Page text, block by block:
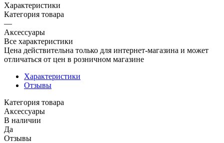
Характеристики
Категория товара
—
Аксессуары
Все характеристики
Цена действительна только для интернет-магазина и может
отличаться от цен в розничном магазине
Характеристики
Отзывы
Категория товара
Аксессуары
В наличии
Да
Отзывы